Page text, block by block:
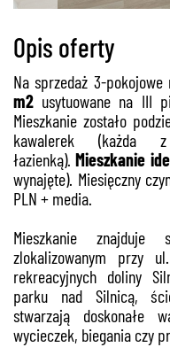
Opis oferty
Na sprzedaż 3-
m2 usytuowane na III
Mieszkanie zostało
kawalerek (każda
łazienką).Mieszkanie
wynajęte). Miesięczny
PLN + media.
Mieszkanie
zlokalizowanym przy
rekreacyjnych doliny
parku nad Silnicą,
stwarzają doskonałe
wycieczek, biegania czy